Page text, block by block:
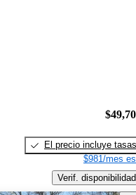
El precio incluye tasas
$981/mes
Verif. disponibilidad